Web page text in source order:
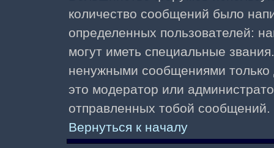
количество сообщений было
определенных пользователей:
могут иметь специальные
ненужными сообщениями только
это модератор или
отправленных тобой сообщений.
Вернуться к началу